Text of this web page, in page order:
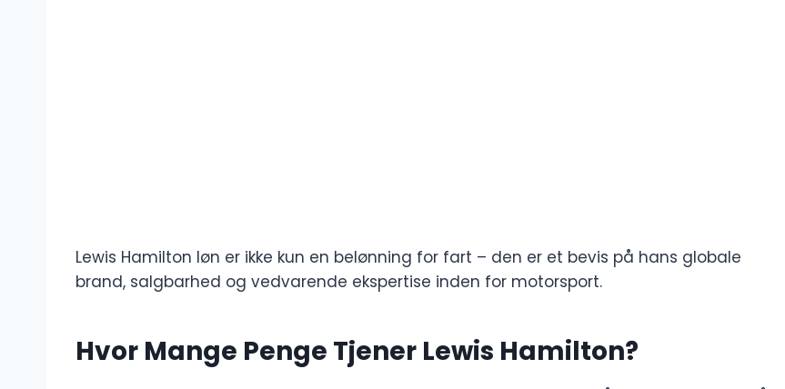
Lewis Hamilton løn er ikke kun en belønning for fart – den er et bevis på hans globale
brand, salgbarhed og vedvarende ekspertise inden for motorsport.
Hvor Mange Penge Tjener Lewis Hamilton?